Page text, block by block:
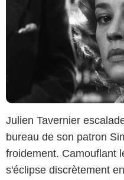
Julien Tavernier
bureau de son patron
froidement. Camouflant
s'éclipse discrètement